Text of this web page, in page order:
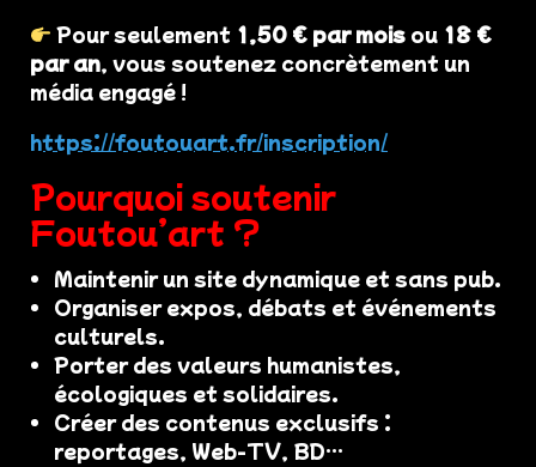
Pour seulement 1,50 € par mois ou 18 €
par an, vous soutenez concrètement un
média engagé !
https://foutouart.fr/inscription/
Pourquoi soutenir
Foutou’art ?
Maintenir un site dynamique et sans pub.
Organiser expos, débats et événements
culturels.
Porter des valeurs humanistes,
écologiques et solidaires.
Créer des contenus exclusifs :
reportages, Web-TV, BD…